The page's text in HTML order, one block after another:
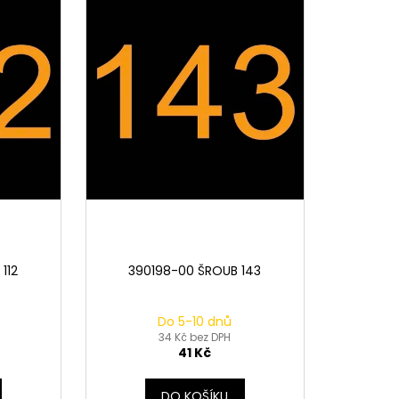
390198-00 ŠROUB 143
Do 5-10 dnů
34 Kč bez DPH
41 Kč